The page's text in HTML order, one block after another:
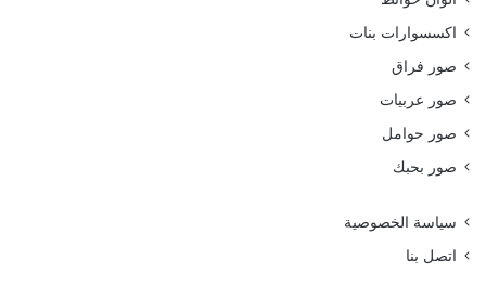
اكسسوارات بنات
صور فراق
صور عربيات
صور حوامل
صور بحبك
سياسة الخصوصية
اتصل بنا